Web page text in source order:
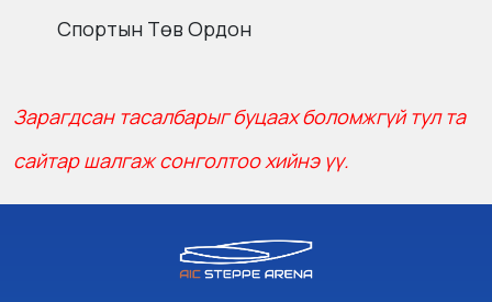
Спортын Төв Ордон
Зарагдсан тасалбарыг буцаах боломжгүй тул та
сайтар шалгаж сонголтоо хийнэ үү.